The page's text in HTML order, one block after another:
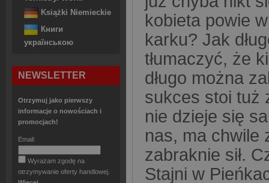
Książki Niemieckie
Книги
українською
NEWSLETTER
Otrzymuj jako pierwszy
informacje o nowościach i
promocjach!
Email:
Wyrażam zgodę na
otrzymywanie oferty handlowej.
kobieta powie
karku? Jak
tłumaczyć, że
długo można
sukces stoi tuż
nie dzieje się
nas, ma chwile
zabraknie sił.
Stajni w